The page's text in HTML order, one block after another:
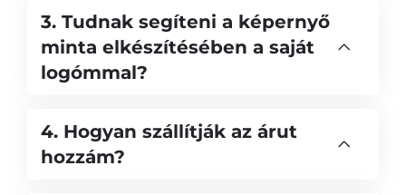
3. Tudnak segíteni a képernyő
minta elkészítésében a saját
logómmal?
4. Hogyan szállítják az árut
hozzám?